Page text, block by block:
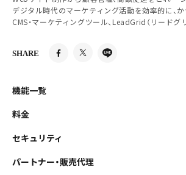
デジタル時代のマーケティング活動を効率的に、
CMS・マーケティングツール、LeadGrid（リードグ
SHARE
機能一覧
料金
セキュリティ
パートナー・販売代理